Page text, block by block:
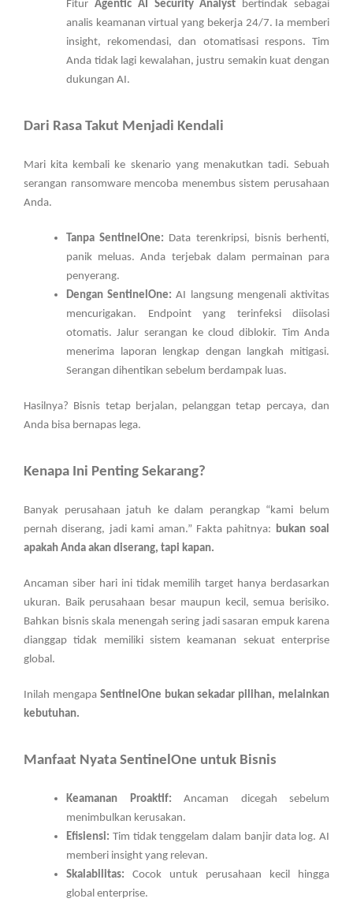
Fitur Agentic AI Security Analyst bertindak sebagai
analis keamanan virtual yang bekerja 24/7. Ia memberi
insight, rekomendasi, dan otomatisasi respons. Tim
Anda tidak lagi kewalahan, justru semakin kuat dengan
dukungan AI.
Dari Rasa Takut Menjadi Kendali
Mari kita kembali ke skenario yang menakutkan tadi. Sebuah
serangan ransomware mencoba menembus sistem perusahaan
Anda.
Tanpa SentinelOne: Data terenkripsi, bisnis berhenti,
panik meluas. Anda terjebak dalam permainan para
penyerang.
Dengan SentinelOne: AI langsung mengenali aktivitas
mencurigakan. Endpoint yang terinfeksi diisolasi
otomatis. Jalur serangan ke cloud diblokir. Tim Anda
menerima laporan lengkap dengan langkah mitigasi.
Serangan dihentikan sebelum berdampak luas.
Hasilnya? Bisnis tetap berjalan, pelanggan tetap percaya, dan
Anda bisa bernapas lega.
Kenapa Ini Penting Sekarang?
Banyak perusahaan jatuh ke dalam perangkap “kami belum
pernah diserang, jadi kami aman.” Fakta pahitnya: bukan soal
apakah Anda akan diserang, tapi kapan.
Ancaman siber hari ini tidak memilih target hanya berdasarkan
ukuran. Baik perusahaan besar maupun kecil, semua berisiko.
Bahkan bisnis skala menengah sering jadi sasaran empuk karena
dianggap tidak memiliki sistem keamanan sekuat enterprise
global.
Inilah mengapa SentinelOne bukan sekadar pilihan, melainkan
kebutuhan.
Manfaat Nyata SentinelOne untuk Bisnis
Keamanan Proaktif: Ancaman dicegah sebelum
menimbulkan kerusakan.
Efisiensi: Tim tidak tenggelam dalam banjir data log. AI
memberi insight yang relevan.
Skalabilitas: Cocok untuk perusahaan kecil hingga
global enterprise.